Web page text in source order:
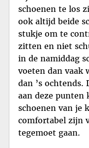
schoenen te los
ook altijd beide
stukje om te
zitten en niet
in de namiddag
voeten dan vaak
dan ’s ochtends.
aan deze punten
schoenen van je
comfortabel zijn
tegemoet gaan.